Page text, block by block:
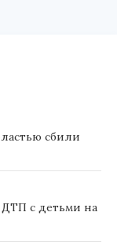
сбили
ДТП с детьми на